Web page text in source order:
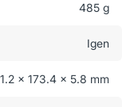
485 g
Igen
x 173.4 x 5.8 mm